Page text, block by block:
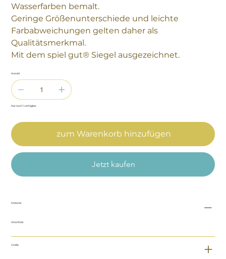
Wasserfarben bemalt.
Geringe Größenunterschiede und leichte
Farbabweichungen gelten daher als
Qualitätsmerkmal.
Mit dem spiel gut® Siegel ausgezeichnet.
Anzahl
Nur noch 1 verfügbar
zum Warenkorb hinzufügen
Jetzt kaufen
Material
Ahornholz
Größe